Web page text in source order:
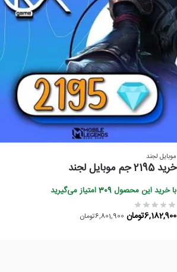
موبایل لجند
خرید 2195 جم موبایل لجند
با خرید این محصول309امتیاز می‌گیرید
6,801,900تومان 6,182,900تومان